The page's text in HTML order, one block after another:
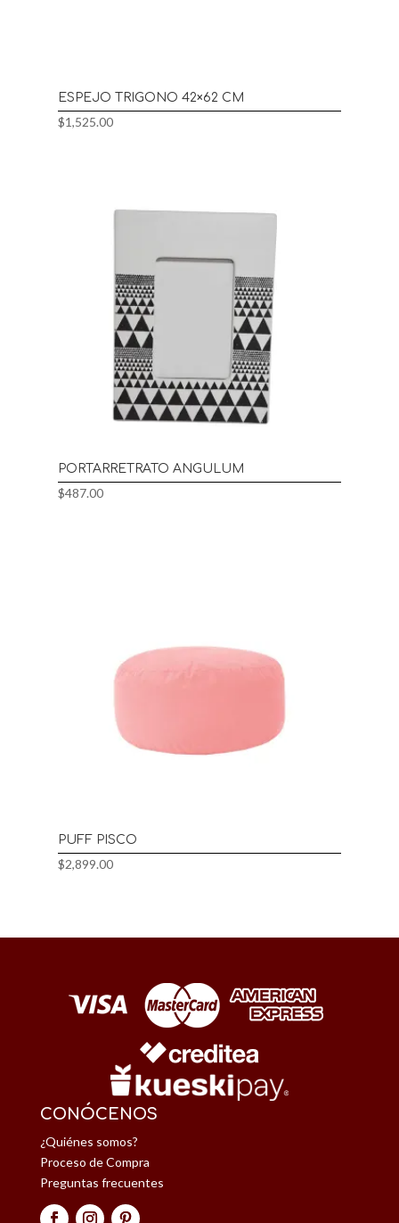
ESPEJO TRIGONO 42×62 CM
$1,525.00
PORTARRETRATO ANGULUM
$487.00
PUFF PISCO
$2,899.00
CONÓCENOS
¿Quiénes somos?
Proceso de Compra
Preguntas frecuentes